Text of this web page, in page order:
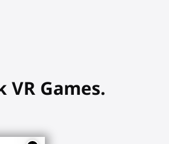
Games.